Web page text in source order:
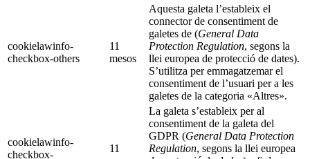
cookielawinfo-
checkbox-others
11
mesos
Aquesta galeta l’estableix el
connector de consentiment de
galetes de (General Data
Protection Regulation, segons la
llei europea de protecció de dates).
S’utilitza per emmagatzemar el
consentiment de l’usuari per a les
galetes de la categoria «Altres».
cookielawinfo-
checkbox-
11
La galeta s’estableix per al
consentiment de la galeta del
GDPR (General Data Protection
Regulation, segons la llei europea